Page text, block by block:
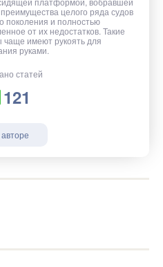
целого ряда судов
поколения и полностью
от их недостатков. Такие
чаще имеют рукоять для
руками.
статей
121